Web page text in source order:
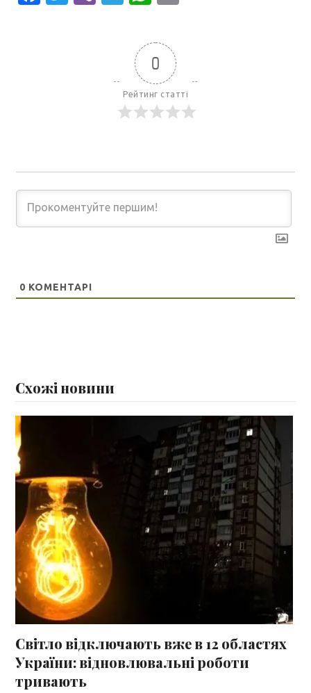
0
Рейтинг статті
0 КОМЕНТАРІ
Схожі новини
Світло відключають вже в 12 областях
України: відновлювальні роботи
тривають